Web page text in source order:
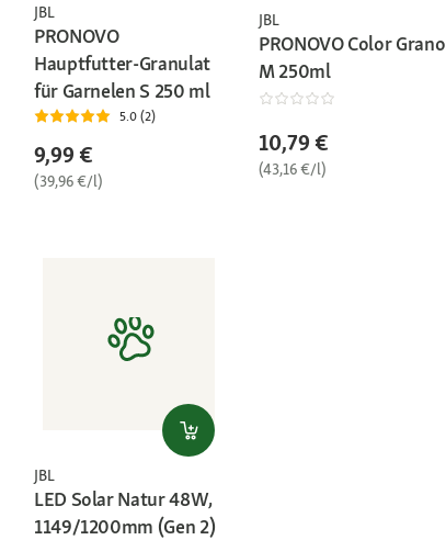
JBL
PRONOVO
Hauptfutter-Granulat
für Garnelen S 250 ml
5.0 (2)
9,99 €
(39,96 €/l)
JBL
PRONOVO Color Grano
M 250ml
10,79 €
(43,16 €/l)
JBL
LED Solar Natur 48W,
1149/1200mm (Gen 2)